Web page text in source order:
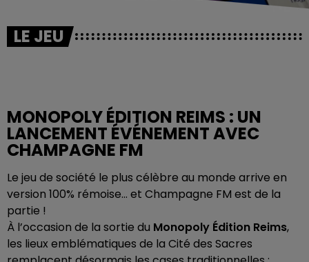
LE JEU
MONOPOLY ÉDITION REIMS : UN
LANCEMENT ÉVÉNEMENT AVEC
CHAMPAGNE FM
Le jeu de société le plus célèbre au monde arrive en
version 100% rémoise… et Champagne FM est de la
partie !
À l’occasion de la sortie du Monopoly Édition Reims,
les lieux emblématiques de la Cité des Sacres